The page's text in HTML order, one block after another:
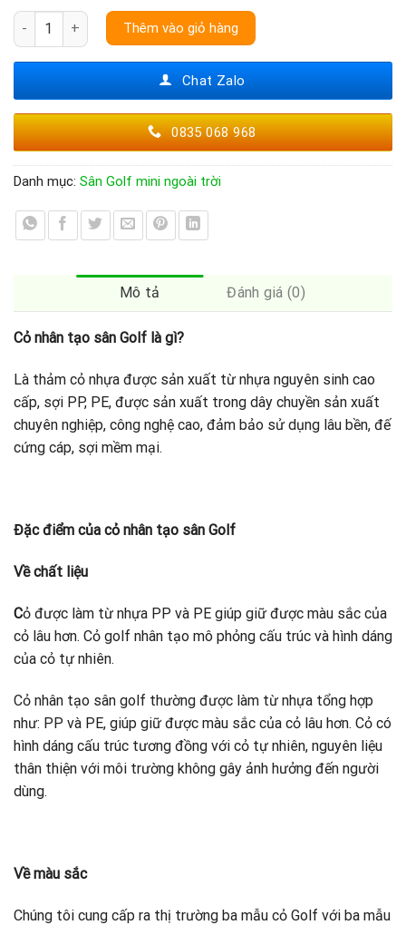
Thảm cỏ Golf VD001 số lượngThêm vào giỏ hàng
Chat Zalo
0835 068 968
Danh mục: Sân Golf mini ngoài trời
Mô tả Đánh giá (0)
Cỏ nhân tạo sân Golf là gì?
Là thảm cỏ nhựa được sản xuất từ nhựa nguyên sinh cao
cấp, sợi PP, PE, được sản xuất trong dây chuyền sản xuất
chuyên nghiệp, công nghệ cao, đảm bảo sử dụng lâu bền, đế
cứng cáp, sợi mềm mại.
Đặc điểm của cỏ nhân tạo sân Golf
Về chất liệu
Cỏ được làm từ nhựa PP và PE giúp giữ được màu sắc của
cỏ lâu hơn. Cỏ golf nhân tạo mô phỏng cấu trúc và hình dáng
của cỏ tự nhiên.
Cỏ nhân tạo sân golf thường được làm từ nhựa tổng hợp
như: PP và PE, giúp giữ được màu sắc của cỏ lâu hơn. Cỏ có
hình dáng cấu trúc tương đồng với cỏ tự nhiên, nguyên liệu
thân thiện với môi trường không gây ảnh hưởng đến người
dùng.
Về màu sắc
Chúng tôi cung cấp ra thị trường ba mẫu cỏ Golf với ba mẫu